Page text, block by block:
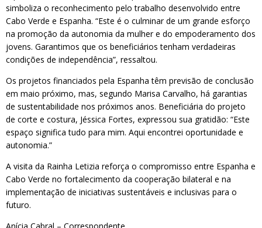
simboliza o reconhecimento pelo trabalho desenvolvido entre
Cabo Verde e Espanha. “Este é o culminar de um grande esforço
na promoção da autonomia da mulher e do empoderamento dos
jovens. Garantimos que os beneficiários tenham verdadeiras
condições de independência”, ressaltou.
Os projetos financiados pela Espanha têm previsão de conclusão
em maio próximo, mas, segundo Marisa Carvalho, há garantias
de sustentabilidade nos próximos anos. Beneficiária do projeto
de corte e costura, Jéssica Fortes, expressou sua gratidão: “Este
espaço significa tudo para mim. Aqui encontrei oportunidade e
autonomia.”
A visita da Rainha Letizia reforça o compromisso entre Espanha e
Cabo Verde no fortalecimento da cooperação bilateral e na
implementação de iniciativas sustentáveis e inclusivas para o
futuro.